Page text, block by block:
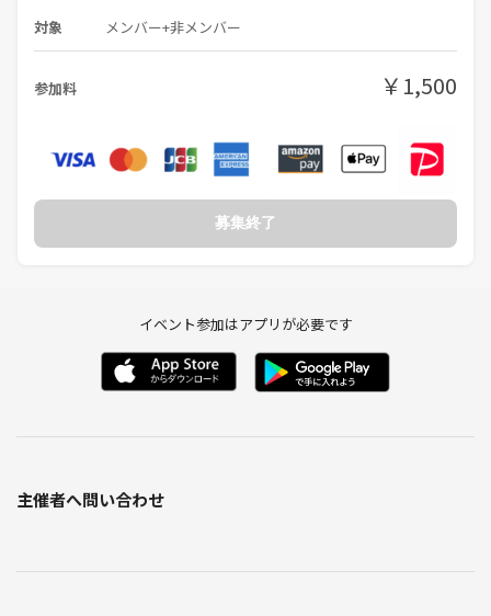
対象 メンバー+非メンバー
参加料 ￥1,500
募集終了
イベント参加はアプリが必要です
主催者へ問い合わせ